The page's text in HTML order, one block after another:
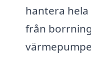
hantera
från